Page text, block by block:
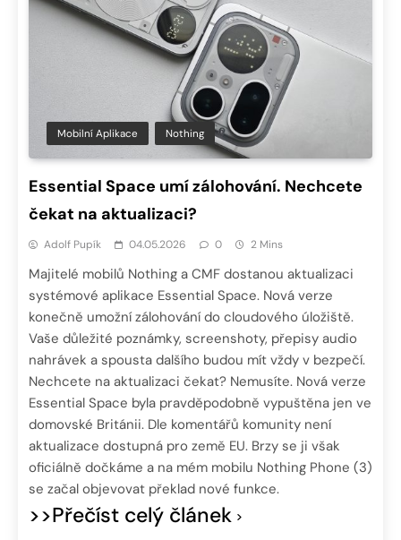
Mobilní Aplikace Nothing
Essential Space umí zálohování. Nechcete
čekat na aktualizaci?
Adolf Pupík 04.05.2026 0 2 Mins
Majitelé mobilů Nothing a CMF dostanou aktualizaci
systémové aplikace Essential Space. Nová verze
konečně umožní zálohování do cloudového úložiště.
Vaše důležité poznámky, screenshoty, přepisy audio
nahrávek a spousta dalšího budou mít vždy v bezpečí.
Nechcete na aktualizaci čekat? Nemusíte. Nová verze
Essential Space byla pravděpodobně vypuštěna jen ve
domovské Británii. Dle komentářů komunity není
aktualizace dostupná pro země EU. Brzy se ji však
oficiálně dočkáme a na mém mobilu Nothing Phone (3)
se začal objevovat překlad nové funkce.
>>Přečíst celý článek